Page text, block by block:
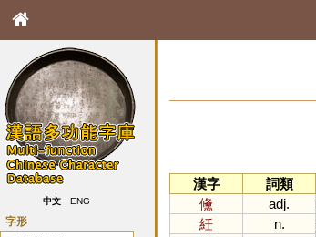
中文 ENG
字形
漢字
詞類
儵
adj.
紝
n.